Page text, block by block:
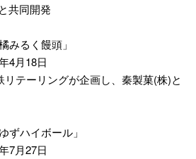
共同開発
みるく饅頭」
4月18日
リテーリングが企画し、秦製菓(株)と
ずハイボール」
7月27日